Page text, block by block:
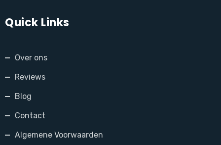
Quick Links
Over ons
Reviews
Blog
Contact
Algemene Voorwaarden